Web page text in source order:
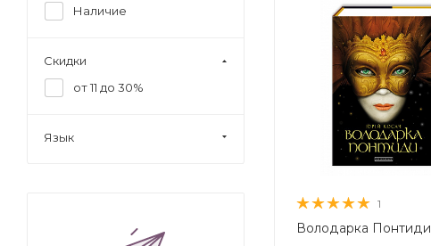
1
Володарка Понтиди
Наличие
Скидки
от 11 до 30%
Язык